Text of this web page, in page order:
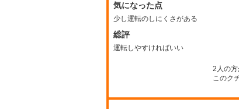
気になった点
少し運転のしにくさがある
総評
運転しやすければいい
2人の方
このク